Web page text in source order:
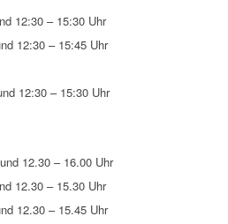
12:30 – 15:30 Uhr
12:30 – 15:45 Uhr
12:30 – 15:30 Uhr
12.30 – 16.00 Uhr
12.30 – 15.30 Uhr
12.30 – 15.45 Uhr